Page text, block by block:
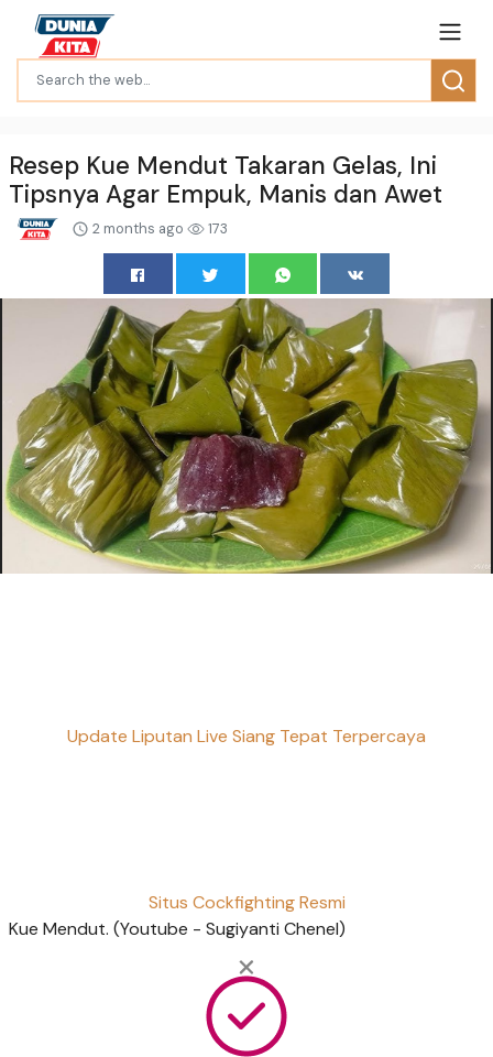
Resep Kue Mendut Takaran Gelas, Ini
Tipsnya Agar Empuk, Manis dan Awet
2 months ago 173
Update Liputan Live Siang Tepat Terpercaya
Situs Cockfighting Resmi
Kue Mendut. (Youtube - Sugiyanti Chenel)